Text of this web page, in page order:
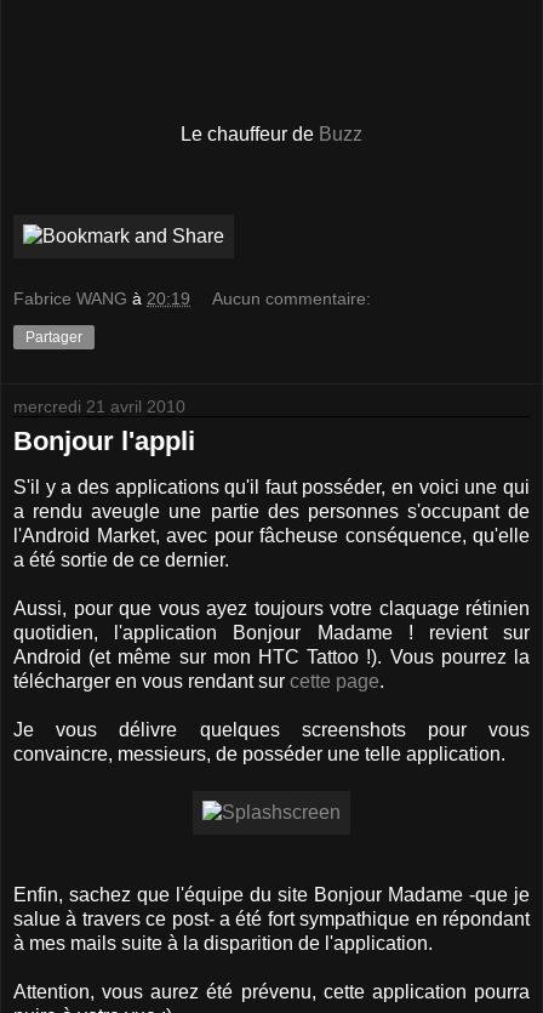
Le chauffeur de Buzz
Fabrice WANG à 20:19 Aucun commentaire:
Partager
mercredi 21 avril 2010
Bonjour l'appli
S'il y a des applications qu'il faut posséder, en voici une qui
a rendu aveugle une partie des personnes s'occupant de
l'Android Market, avec pour fâcheuse conséquence, qu'elle
a été sortie de ce dernier.
Aussi, pour que vous ayez toujours votre claquage rétinien
quotidien, l'application Bonjour Madame ! revient sur
Android (et même sur mon HTC Tattoo !). Vous pourrez la
télécharger en vous rendant sur cette page.
Je vous délivre quelques screenshots pour vous
convaincre, messieurs, de posséder une telle application.
Enfin, sachez que l'équipe du site Bonjour Madame -que je
salue à travers ce post- a été fort sympathique en répondant
à mes mails suite à la disparition de l'application.
Attention, vous aurez été prévenu, cette application pourra